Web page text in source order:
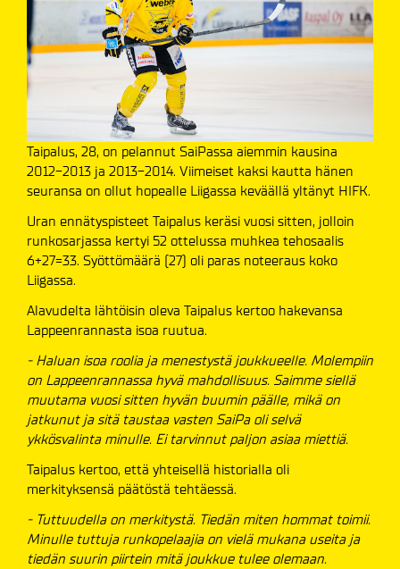
Taipalus, 28, on pelannut SaiPassa aiemmin kausina
2012-2013 ja 2013-2014. Viimeiset kaksi kautta hänen
seuransa on ollut hopealle Liigassa keväällä yltänyt HIFK.
Uran ennätyspisteet Taipalus keräsi vuosi sitten, jolloin
runkosarjassa kertyi 52 ottelussa muhkea tehosaalis
6+27=33. Syöttömäärä (27) oli paras noteeraus koko
Liigassa.
Alavudelta lähtöisin oleva Taipalus kertoo hakevansa
Lappeenrannasta isoa ruutua.
- Haluan isoa roolia ja menestystä joukkueelle. Molempiin
on Lappeenrannassa hyvä mahdollisuus. Saimme siellä
muutama vuosi sitten hyvän buumin päälle, mikä on
jatkunut ja sitä taustaa vasten SaiPa oli selvä
ykkösvalinta minulle. Ei tarvinnut paljon asiaa miettiä.
Taipalus kertoo, että yhteisellä historialla oli
merkityksensä päätöstä tehtäessä.
- Tuttuudella on merkitystä. Tiedän miten hommat toimii.
Minulle tuttuja runkopelaajia on vielä mukana useita ja
tiedän suurin piirtein mitä joukkue tulee olemaan.